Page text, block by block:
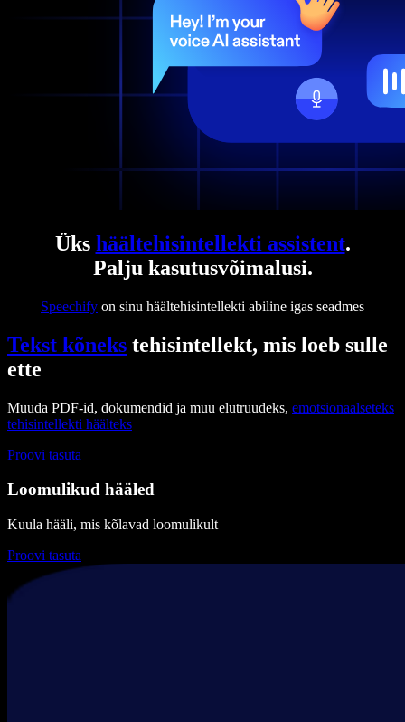
Üks häältehisintellekti assistent.
Palju kasutusvõimalusi.
Speechify on sinu häältehisintellekti abiline igas seadmes
Tekst kõneks tehisintellekt, mis loeb sulle
ette
Muuda PDF-id, dokumendid ja muu elutruudeks, emotsionaalseteks
tehisintellekti häälteks
Proovi tasuta
Loomulikud hääled
Kuula hääli, mis kõlavad loomulikult
Proovi tasuta